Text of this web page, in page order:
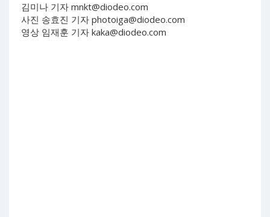
김미나 기자 mnkt@diodeo.com
사진 송효진 기자 photoiga@diodeo.com
영상 임재훈 기자 kaka@diodeo.com